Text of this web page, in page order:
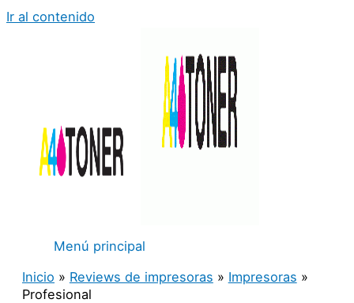
Ir al contenido
Menú principal
Inicio
Reviews de impresoras
Impresoras
Profesional